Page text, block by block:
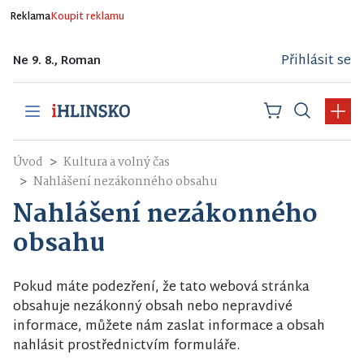
ReklamaKoupit reklamu
Ne 9. 8., Roman Přihlásit se
Úvod
Kultura a volný čas
Nahlášení nezákonného obsahu
Nahlášení nezákonného
obsahu
Pokud máte podezření, že tato webová stránka
obsahuje nezákonný obsah nebo nepravdivé
informace, můžete nám zaslat informace a obsah
nahlásit prostřednictvím formuláře.